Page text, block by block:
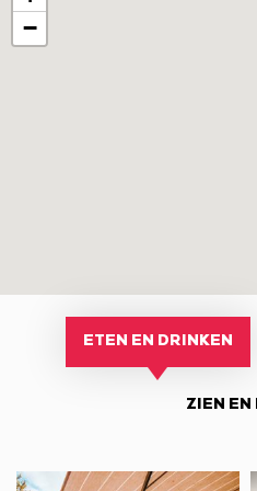
−
ETEN EN DRINKEN
ZIEN EN
Le